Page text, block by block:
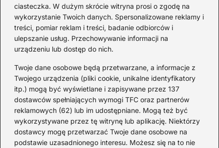
ciasteczka. W dużym skrócie witryna prosi o zgodę na
wykorzystanie Twoich danych. Spersonalizowane reklamy i
treści, pomiar reklam i treści, badanie odbiorców i
ulepszanie usług. Przechowywanie informacji na
urządzeniu lub dostęp do nich.
Twoje dane osobowe będą przetwarzane, a informacje z
Twojego urządzenia (pliki cookie, unikalne identyfikatory
itp.) mogą być wyświetlane i zapisywane przez 137
dostawców spełniających wymogi TFC oraz partnerów
reklamowych (62) lub im udostępniane. Mogą też być
wykorzystywane przez tę witrynę lub aplikację. Niektórzy
dostawcy mogę przetwarzać Twoje dane osobowe na
podstawie uzasadnionego interesu. Możesz się na to nie
Jak zrobić idealnego cosmo: przepis,
proporcje i ciekawostki
2026-07-31